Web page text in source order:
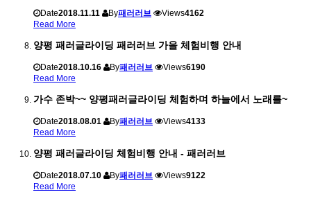
Date2018.11.11 By패러러브 Views4162
Read More
양평 패러글라이딩 패러러브 가을 체험비행 안내
Date2018.10.16 By패러러브 Views6190
Read More
가수 존박~~ 양평패러글라이딩 체험하며 하늘에서 노래를~
Date2018.08.01 By패러러브 Views4133
Read More
양평 패러글라이딩 체험비행 안내 - 패러러브
Date2018.07.10 By패러러브 Views9122
Read More